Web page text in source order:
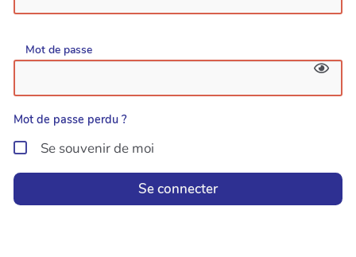
Mot de passe
Mot de passe perdu ?
Se souvenir de moi
Se connecter